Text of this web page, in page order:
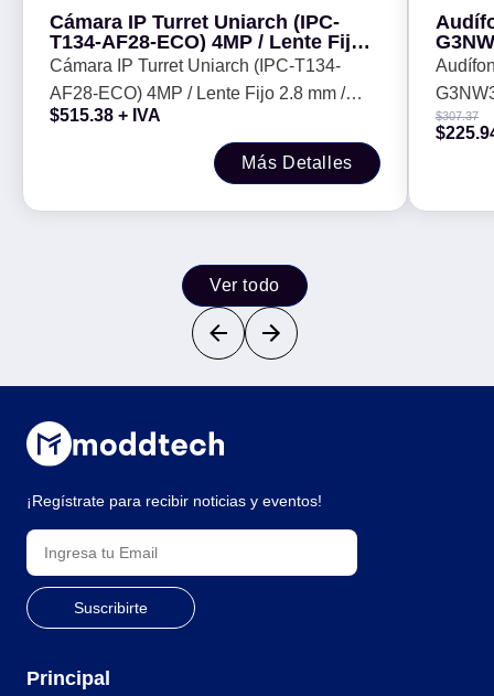
Cámara IP Turret Uniarch (IPC-
T134-AF28-ECO) 4MP / Lente Fijo
2.8 mm / Micrófono Integrado / IR
30M / ONVIF / Ultra265 / PoE -
Cámara IP Turret Uniarch (IPC-T134-
AF28-ECO) 4MP / Lente Fijo 2.8 mm /
Micrófono Integrado / IR 30M / ONVIF /
$515.38 + IVA
Más Detalles
$307.37
$
Ver todo
¡Regístrate para recibir noticias y eventos!
Principal